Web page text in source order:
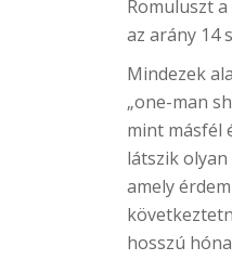
Romuluszt
az arány 14
Mindezek
„one-man
mint másfél
látszik
amely
hosszú